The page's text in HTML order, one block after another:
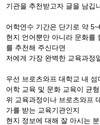
기관을 추천받고자 글을 남깁
어학연수 기간은 단기로 약
현지 언어뿐만 아니라 문화를
를 추천해 주신다면
저에게 가장 완벽한 교육과정
우선 브로츠와프 대학교 내 섬
어학 교육 및 문화 교육이 균
위 교육과정이나 브로츠와프
가를 받는 교육기관인지
현지 정보에 대해 잘 아시는